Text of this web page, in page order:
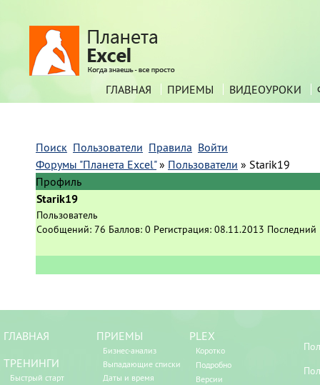
ГЛАВНАЯ ПРИЕМЫ ВИДЕОУРОКИ
Поиск Пользователи Правила Войти
Форумы "Планета Excel" » Пользователи » Starik19
Профиль
Starik19
Пользователь
Сообщений: 76 Баллов: 0 Регистрация: 08.11.2013 Последний
ГЛАВНАЯ
ТРЕНИНГИ
Быстрый старт
ПРИЕМЫ
Бизнес-анализ
Выпадающие списки
Даты и время
PLEX
Коротко
Подробно
Версии